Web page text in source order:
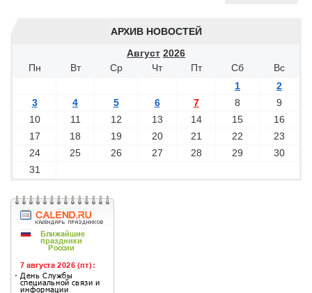
АРХИВ НОВОСТЕЙ
Август 2026
Пн
Вт Ср Чт Пт Сб
Вс
1
2
3
4 5 6 7 8
9
10
11 12 13 14 15
16
17
18 19 20 21 22
23
24
25 26 27 28 29
30
31